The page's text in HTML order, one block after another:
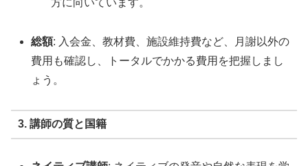
方に向いています。
総額: 入会金、教材費、施設維持費など、月謝以外の
費用も確認し、トータルでかかる費用を把握しまし
ょう。
3. 講師の質と国籍